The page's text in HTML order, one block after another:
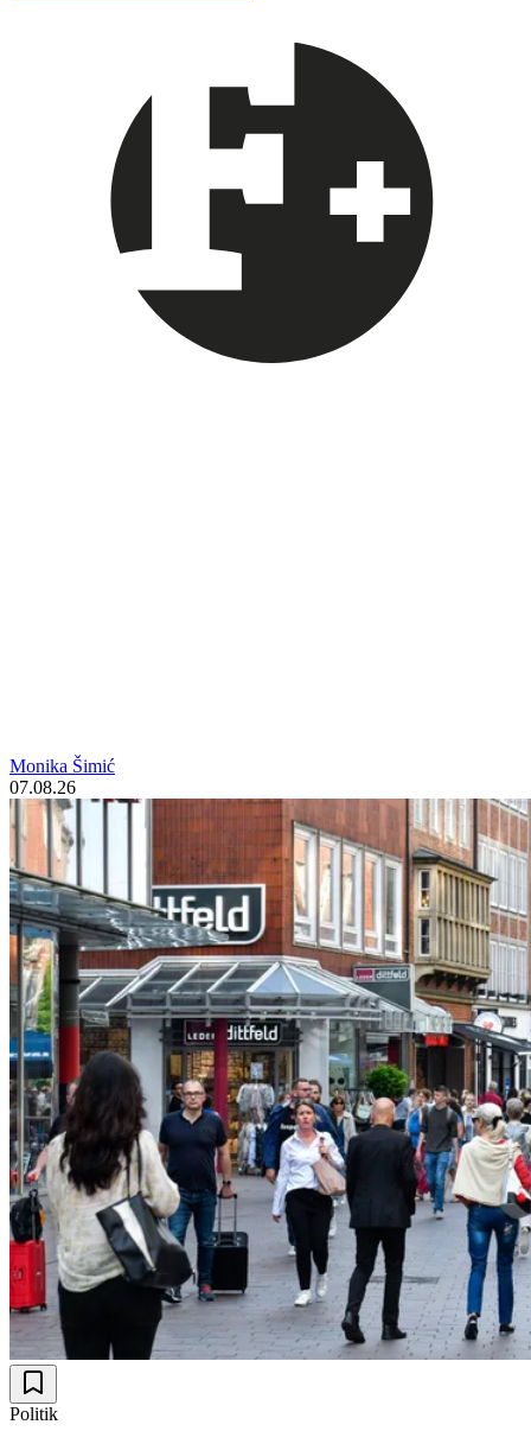
Monika Šimić
07.08.26
Politik